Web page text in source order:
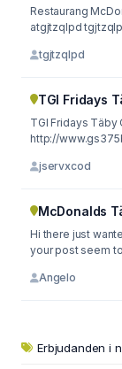
Restaurang
atgjtzqlpd
tgjtzqlpd
TGI Fridays
TGI Fridays
http://
jservxcod
McDonalds
Hi there just
your post seem
Angelo
Erbjudanden i